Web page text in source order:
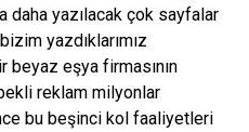
daha yazılacak çok sayfalar
yazdıklarımız
beyaz eşya firmasının
reklam milyonlar
bu beşinci kol faaliyetleri